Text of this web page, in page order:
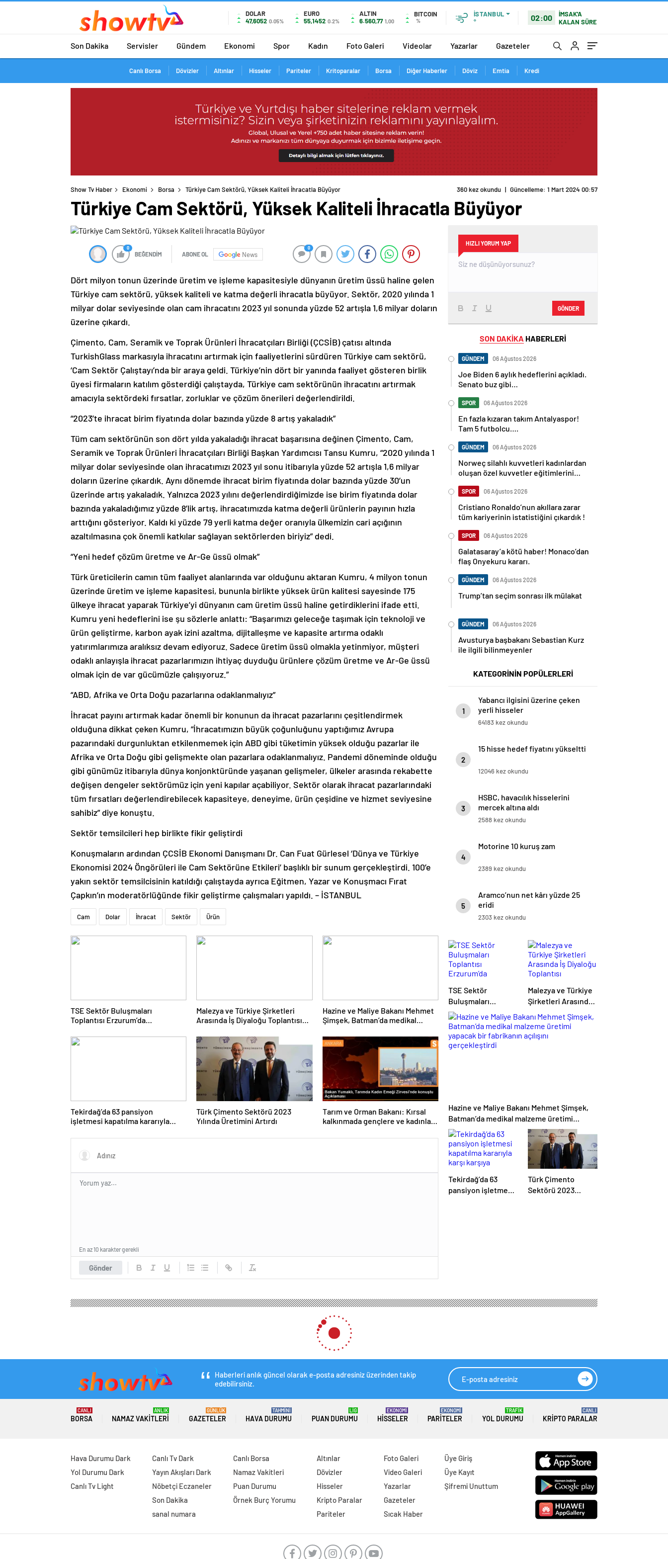
DOLAR
47,6052 0.05%
EURO
55,1452 0.2%
ALTIN
6.560,77 1,00
BITCOIN
%
İSTANBUL
°
02:00
İMSAK'A
KALAN SÜRE
Son Dakika Servisler Gündem Ekonomi Spor Kadın Foto Galeri Videolar Yazarlar Gazeteler
Canlı Borsa Dövizler Altınlar Hisseler Pariteler Kritoparalar Borsa Diğer Haberler Döviz Emtia Kredi
Show Tv Haber Ekonomi Borsa Türkiye Cam Sektörü, Yüksek Kaliteli İhracatla Büyüyor
Türkiye Cam Sektörü, Yüksek Kaliteli İhracatla Büyüyor
0
BEĞENDİM ABONE OL News
0
Dört milyon tonun üzerinde üretim ve işleme kapasitesiyle dünyanın üretim üssü haline gelen
Türkiye cam sektörü, yüksek kaliteli ve katma değerli ihracatla büyüyor. Sektör, 2020 yılında 1
milyar dolar seviyesinde olan cam ihracatını 2023 yıl sonunda yüzde 52 artışla 1,6 milyar doların
üzerine çıkardı.
Çimento, Cam, Seramik ve Toprak Ürünleri İhracatçıları Birliği (ÇCSİB) çatısı altında
TurkishGlass markasıyla ihracatını artırmak için faaliyetlerini sürdüren Türkiye cam sektörü,
‘Cam Sektör Çalıştayı’nda bir araya geldi. Türkiye’nin dört bir yanında faaliyet gösteren birlik
üyesi firmaların katılım gösterdiği çalıştayda, Türkiye cam sektörünün ihracatını artırmak
amacıyla sektördeki fırsatlar, zorluklar ve çözüm önerileri değerlendirildi.
“2023’te ihracat birim fiyatında dolar bazında yüzde 8 artış yakaladık”
Tüm cam sektörünün son dört yılda yakaladığı ihracat başarısına değinen Çimento, Cam,
Seramik ve Toprak Ürünleri İhracatçıları Birliği Başkan Yardımcısı Tansu Kumru, “2020 yılında 1
milyar dolar seviyesinde olan ihracatımızı 2023 yıl sonu itibarıyla yüzde 52 artışla 1,6 milyar
doların üzerine çıkardık. Aynı dönemde ihracat birim fiyatında dolar bazında yüzde 30’un
üzerinde artış yakaladık. Yalnızca 2023 yılını değerlendirdiğimizde ise birim fiyatında dolar
bazında yakaladığımız yüzde 8’lik artış, ihracatımızda katma değerli ürünlerin payının hızla
arttığını gösteriyor. Kaldı ki yüzde 79 yerli katma değer oranıyla ülkemizin cari açığının
azaltılmasına çok önemli katkılar sağlayan sektörlerden biriyiz” dedi.
“Yeni hedef çözüm üretme ve Ar-Ge üssü olmak”
Türk üreticilerin camın tüm faaliyet alanlarında var olduğunu aktaran Kumru, 4 milyon tonun
üzerinde üretim ve işleme kapasitesi, bununla birlikte yüksek ürün kalitesi sayesinde 175
ülkeye ihracat yaparak Türkiye’yi dünyanın cam üretim üssü haline getirdiklerini ifade etti.
Kumru yeni hedeflerini ise şu sözlerle anlattı: “Başarımızı geleceğe taşımak için teknoloji ve
ürün geliştirme, karbon ayak izini azaltma, dijitalleşme ve kapasite artırma odaklı
yatırımlarımıza aralıksız devam ediyoruz. Sadece üretim üssü olmakla yetinmiyor, müşteri
odaklı anlayışla ihracat pazarlarımızın ihtiyaç duyduğu ürünlere çözüm üretme ve Ar-Ge üssü
olmak için de var gücümüzle çalışıyoruz.”
“ABD, Afrika ve Orta Doğu pazarlarına odaklanmalıyız”
İhracat payını artırmak kadar önemli bir konunun da ihracat pazarlarını çeşitlendirmek
olduğuna dikkat çeken Kumru, “İhracatımızın büyük çoğunluğunu yaptığımız Avrupa
pazarındaki durgunluktan etkilenmemek için ABD gibi tüketimin yüksek olduğu pazarlar ile
Afrika ve Orta Doğu gibi gelişmekte olan pazarlara odaklanmalıyız. Pandemi döneminde olduğu
gibi günümüz itibarıyla dünya konjonktüründe yaşanan gelişmeler, ülkeler arasında rekabette
değişen dengeler sektörümüz için yeni kapılar açabiliyor. Sektör olarak ihracat pazarlarındaki
tüm fırsatları değerlendirebilecek kapasiteye, deneyime, ürün çeşidine ve hizmet seviyesine
sahibiz” diye konuştu.
Sektör temsilcileri hep birlikte fikir geliştirdi
Konuşmaların ardından ÇCSİB Ekonomi Danışmanı Dr. Can Fuat Gürlesel ‘Dünya ve Türkiye
Ekonomisi 2024 Öngörüleri ile Cam Sektörüne Etkileri’ başlıklı bir sunum gerçekleştirdi. 100’e
yakın sektör temsilcisinin katıldığı çalıştayda ayrıca Eğitmen, Yazar ve Konuşmacı Fırat
Çapkın’ın moderatörlüğünde fikir geliştirme çalışmaları yapıldı. – İSTANBUL
Cam Dolar İhracat Sektör Ürün
TSE Sektör Buluşmaları
Toplantısı Erzurum’da
Malezya ve Türkiye Şirketleri
Arasında İş Diyaloğu Toplantısı
Hazine ve Maliye Bakanı Mehmet
Şimşek, Batman’da medikal
fabrikanın açılışını gerçekleştirdi
Tekirdağ’da 63 pansiyon
işletmesi kapatılma kararıyla
Türk Çimento Sektörü 2023
Yılında Üretimini Artırdı
Tarım ve Orman Bakanı: Kırsal
kalkınmada gençlere ve kadınlara
Gönder
En az 10 karakter gerekli
HIZLI YORUM YAP
GÖNDER
SON DAKİKA HABERLERİ
GÜNDEM 06 Ağustos 2026
Joe Biden 6 aylık hedeflerini açıkladı.
Senato buz gibi…
SPOR 06 Ağustos 2026
En fazla kızaran takım Antalyaspor!
Tam 5 futbolcu….
GÜNDEM 06 Ağustos 2026
Norweç silahlı kuvvetleri kadınlardan
oluşan özel kuvvetler eğitimlerini
SPOR 06 Ağustos 2026
Cristiano Ronaldo’nun akıllara zarar
tüm kariyerinin istatistiğini çıkardık !
SPOR 06 Ağustos 2026
Galatasaray’a kötü haber! Monaco’dan
flaş Onyekuru kararı.
GÜNDEM 06 Ağustos 2026
Trump’tan seçim sonrası ilk mülakat
GÜNDEM 06 Ağustos 2026
Avusturya başbakanı Sebastian Kurz
ile ilgili bilinmeyenler
KATEGORİNİN POPÜLERLERİ
1
Yabancı ilgisini üzerine çeken
yerli hisseler
64183 kez okundu
2
15 hisse hedef fiyatını yükseltti
12046 kez okundu
3
HSBC, havacılık hisselerini
mercek altına aldı
2588 kez okundu
4
Motorine 10 kuruş zam
2389 kez okundu
5
Aramco’nun net kârı yüzde 25
eridi
2303 kez okundu
TSE Sektör
Buluşmaları
Toplantısı
Erzurum’da
Gerçekleştirildi
Malezya ve Türkiye
Şirketleri Arasında
İş Diyaloğu
Toplantısı
Gerçekleştirildi
Hazine ve Maliye Bakanı Mehmet Şimşek,
Batman’da medikal malzeme üretimi
yapacak bir fabrikanın açılışını
gerçekleştirdi
Tekirdağ’da 63
pansiyon işletmesi
Türk Çimento
Sektörü 2023
Türkiye Yönetim Kurulu Barometresi 2023: İstihdam Artıyor, Etkinlik Skoru Yükseliyor
Türkiye Yönetim Kurulu Barometresi 2023: İstihdam Artıyor,
Etkinlik Skoru Yükseliyor
GÖNDER
HABERLERİ